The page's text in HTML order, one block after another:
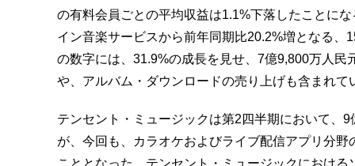
の有料会員ごとの平均収益は1.1%下落したことに
イン音楽サービスから前年同期比20.2%増となる
の数字には、31.9%の成長を見せ、7億9,800万人
や、アルバム・ダウンロードの売り上げも含まれて
テンセント・ミュージックは第2四半期において、
が、今回も、カラオケおよびライブ配信アプリ分
こととなった。テンセント・ミュージックにおけ